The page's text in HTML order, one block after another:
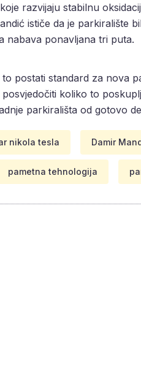
razvijaju stabilnu
ističe da je parkiralište
nabava ponavljana tri puta.
postati standard za nova
koliko to
parkirališta od gotovo
nikola tesla Damir
pametna tehnologija